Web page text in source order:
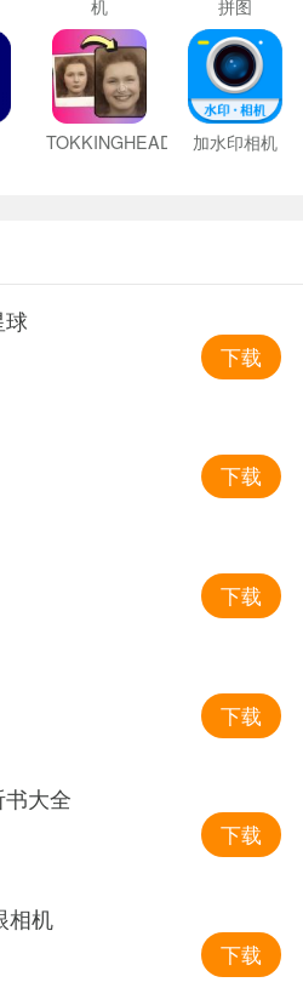
机
拼图
TOKKINGHEADS 加水印相机
下载
下载
下载
下载
大全
下载
相机
下载